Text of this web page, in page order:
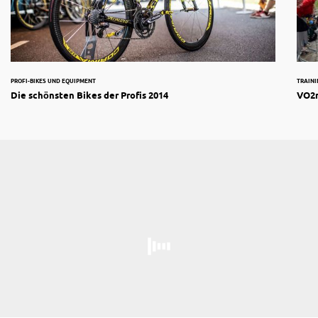
PROFI-BIKES UND EQUIPMENT
Die schönsten Bikes der Profis 2014